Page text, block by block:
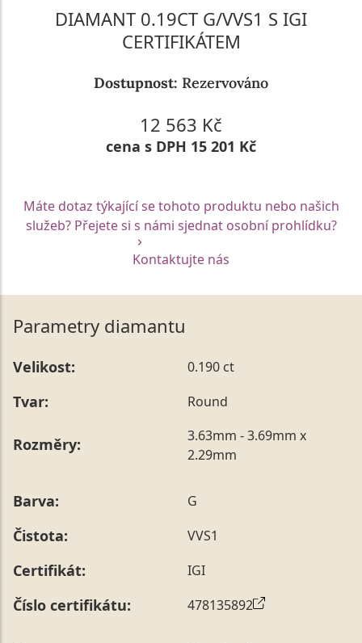
DIAMANT 0.19CT G/VVS1 S IGI
CERTIFIKÁTEM
Dostupnost: Rezervováno
12 563 Kč
cena s DPH 15 201 Kč
Máte dotaz týkající se tohoto produktu nebo našich
služeb? Přejete si s námi sjednat osobní prohlídku?
Kontaktujte nás
Parametry diamantu
Velikost: 0.190 ct
Tvar: Round
Rozměry:
3.63mm - 3.69mm x
2.29mm
Barva: G
Čistota: VVS1
Certifikát: IGI
Číslo certifikátu: 478135892